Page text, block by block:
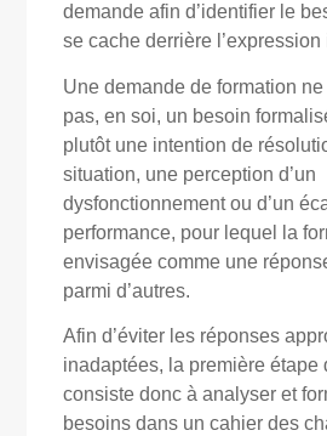
demande afin d’identifier le
se cache derrière l’expression
Une demande de formation
pas, en soi, un besoin
plutôt une intention de
situation, une perception d’un
dysfonctionnement ou d’un
performance, pour lequel la
envisagée comme une
parmi d’autres.
Afin d’éviter les réponses
inadaptées, la première étape
consiste donc à analyser et
besoins dans un cahier des